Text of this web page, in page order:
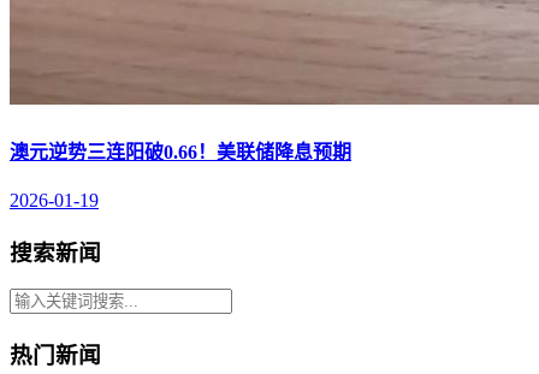
澳元逆势三连阳破0.66！美联储降息预期
2026-01-19
搜索新闻
热门新闻